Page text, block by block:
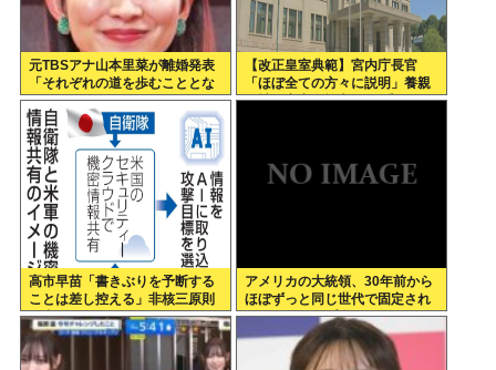
元TBSアナ山本里菜が離婚発表
「それぞれの道を歩むこととな
りました」
【改正皇室典範】宮内庁長官
「ほぼ全ての方々に説明」養親
候補の宮家皇族方に 男系男子の
高市早苗「書きぶりを予断する
ことは差し控える」非核三原則
見直しについて
アメリカの大統領、30年前から
ほぼずっと同じ世代で固定され
てる（トランプ含む）。そらジ
ジイばっかりになるよ